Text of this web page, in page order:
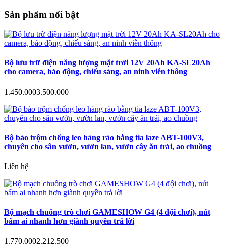
Sản phẩm nổi bật
Bộ lưu trữ điện năng lượng mặt trời 12V 20Ah KA-SL20Ah
cho camera, báo động, chiếu sáng, an ninh viễn thông
1.450.0003.500.000
Bộ báo trộm chống leo hàng rào bằng tia laze ABT-100V3,
chuyên cho sân vườn, vườn lan, vườn cây ăn trái, ao chuồng
Liên hệ
Bộ mạch chuông trò chơi GAMESHOW G4 (4 đội chơi), nút
bấm ai nhanh hơn giành quyền trả lời
1.770.0002.212.500